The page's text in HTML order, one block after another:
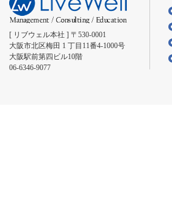
[ リブウェル本社 ] 〒530-0001
大阪市北区梅田 1 丁目11番4-1000号
大阪駅前第四ビル10階
06-6346-9077